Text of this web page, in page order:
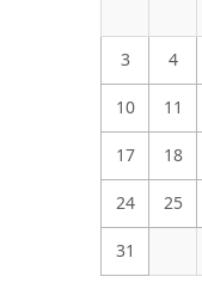
3 4
10 11
17 18
24 25
31